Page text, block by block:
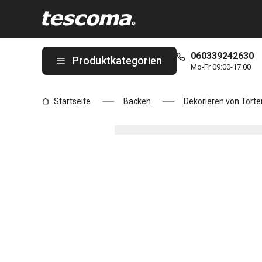
Produktkategorien 060339242630
Mo-Fr 09:00-17:00
Startseite Backen Dekorieren von